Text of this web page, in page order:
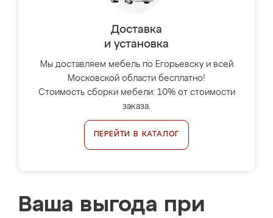
Доставка
и установка
Мы доставляем мебель по Егорьевску и всей
Московской области бесплатно!
Стоимость сборки мебели: 10% от стоимости
заказа.
ПЕРЕЙТИ В КАТАЛОГ
Ваша выгода при